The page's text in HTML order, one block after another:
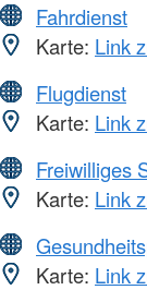
Fahrdienst
Karte: Link
Flugdienst
Karte: Link
Freiwilliges
Karte: Link
Karte: Link